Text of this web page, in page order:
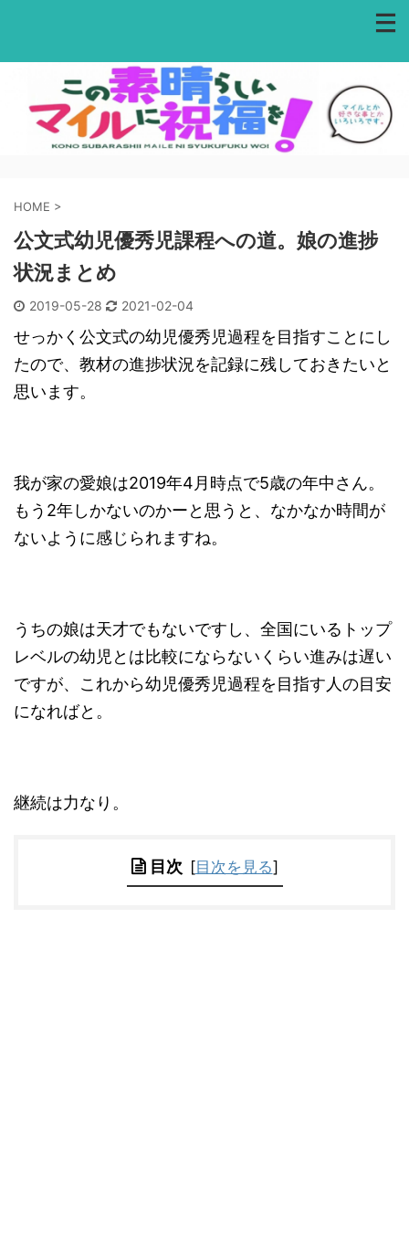
HOME >
公文式幼児優秀児課程への道。娘の進捗
状況まとめ
2019-05-28 2021-02-04
せっかく公文式の幼児優秀児過程を目指すことにし
たので、教材の進捗状況を記録に残しておきたいと
思います。
我が家の愛娘は2019年4月時点で5歳の年中さん。
もう2年しかないのかーと思うと、なかなか時間が
ないように感じられますね。
うちの娘は天才でもないですし、全国にいるトップ
レベルの幼児とは比較にならないくらい進みは遅い
ですが、これから幼児優秀児過程を目指す人の目安
になればと。
継続は力なり。
目次 [目次を見る]